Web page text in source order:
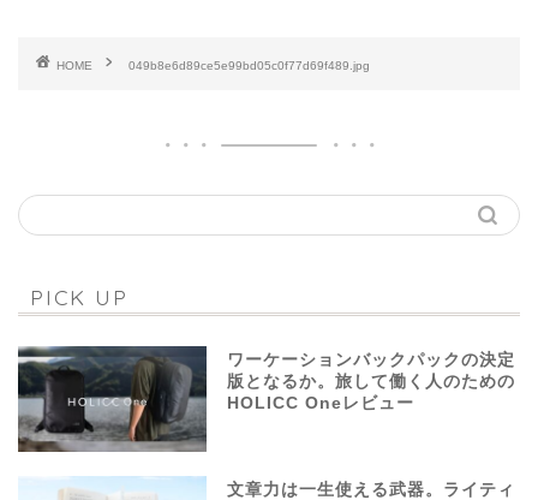
HOME 049b8e6d89ce5e99bd05c0f77d69f489.jpg
PICK UP
ワーケーションバックパックの決定
版となるか。旅して働く人のための
HOLICC Oneレビュー
文章力は一生使える武器。ライティ